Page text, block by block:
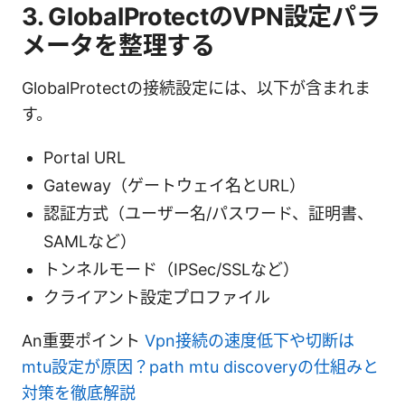
3. GlobalProtectのVPN設定パラ
メータを整理する
GlobalProtectの接続設定には、以下が含まれま
す。
Portal URL
Gateway（ゲートウェイ名とURL）
認証方式（ユーザー名/パスワード、証明書、
SAMLなど）
トンネルモード（IPSec/SSLなど）
クライアント設定プロファイル
An重要ポイント Vpn接続の速度低下や切断は
mtu設定が原因？path mtu discoveryの仕組みと
対策を徹底解説